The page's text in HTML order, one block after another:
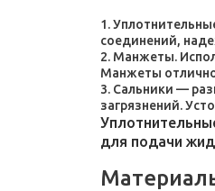
соединений,
Манжеты.
Манжеты
Сальники —
загрязнений.
для подачи